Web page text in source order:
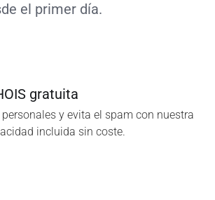
el primer día.
gratuita
y evita el spam con nuestra
incluida sin coste.